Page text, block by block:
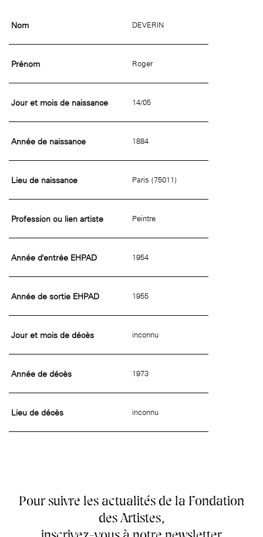
Nom DEVERIN
Prénom Roger
Jour et mois de naissance 14/05
Année de naissance 1884
Lieu de naissance Paris (75011)
Profession ou lien artiste Peintre
Année d'entrée EHPAD 1954
Année de sortie EHPAD 1955
Jour et mois de décès inconnu
Année de décès 1973
Lieu de décès inconnu
Pour suivre les actualités de la Fondation
des Artistes,